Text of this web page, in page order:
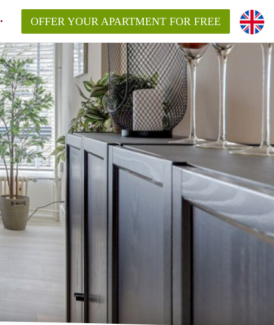
OFFER YOUR APARTMENT FOR FREE